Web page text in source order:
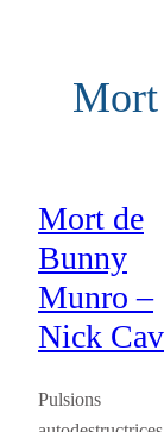
Mort de
Bunny
Munro –
Nick
Pulsions